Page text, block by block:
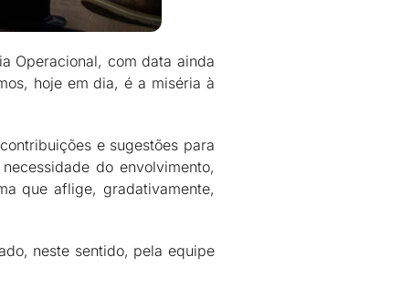
Operacional, com data ainda
hoje em dia, é a miséria à
e sugestões para
do envolvimento,
que aflige, gradativamente,
neste sentido, pela equipe